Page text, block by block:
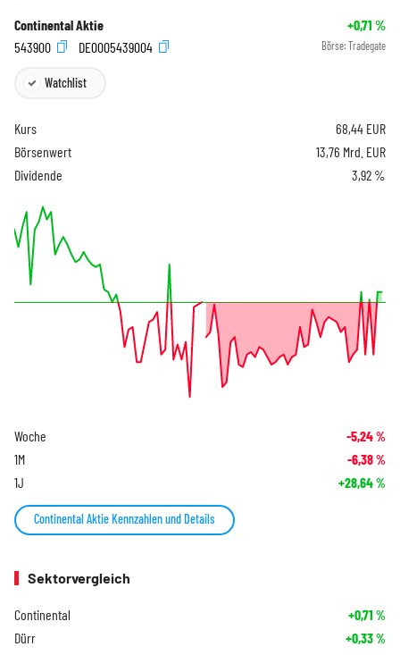
Continental Aktie +0,71 %
543900
DE0005439004 Börse: Tradegate
Watchlist
Kurs 68,44 EUR
Börsenwert
13,76 Mrd. EUR
Dividende
3,92 %
Woche -5,24%
1M -6,38%
1J +28,64%
Continental Aktie Kennzahlen und Details
Sektorvergleich
Continental +0,71 %
Dürr +0,33%